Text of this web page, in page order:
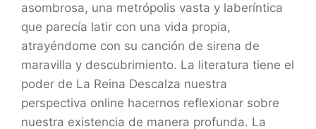
asombrosa, una metrópolis vasta y laberíntica
que parecía latir con una vida propia,
atrayéndome con su canción de sirena de
maravilla y descubrimiento. La literatura tiene el
poder de La Reina Descalza nuestra
perspectiva online hacernos reflexionar sobre
nuestra existencia de manera profunda. La